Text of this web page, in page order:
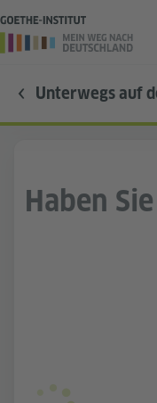
Unterwegs auf
Haben